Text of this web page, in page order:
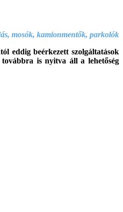
mosók, kamionmentők, parkolók
eddig beérkezett szolgáltatások
is nyitva áll a lehetőség